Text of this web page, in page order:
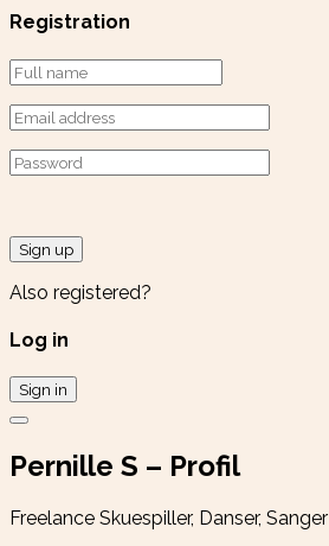
Registration
Sign up
Also registered?
Log in
Sign in
Pernille S – Profil
Freelance Skuespiller, Danser, Sanger